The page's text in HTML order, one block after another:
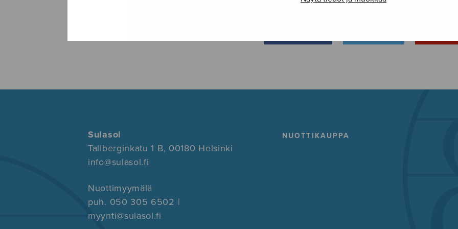
Sulasol
Tallberginkatu 1 B, 00180 Helsinki
info@sulasol.fi
Nuottimyymälä
puh. 050 305 6502 |
myynti@sulasol.fi
NUOTTIKAUPPA